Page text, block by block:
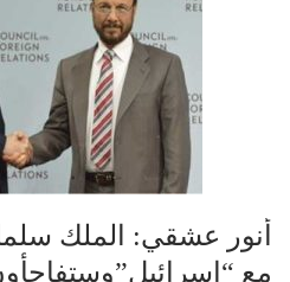
أنور عشقي: الملك
مع